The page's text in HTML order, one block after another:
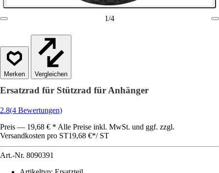
1/4
Vergleichen
Ersatzrad für Stützrad für Anhänger
2.8(4 Bewertungen)
Preis — 19,68 € * Alle Preise inkl. MwSt. und ggf. zzgl.
Versandkosten pro ST19,68 €*/ ST
Art.-Nr. 8090391